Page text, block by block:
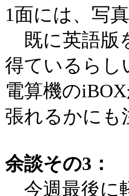
1面には、写
既に英語版
得ているらし
電算機の
張れるかにも
余談その3：
今週最後に